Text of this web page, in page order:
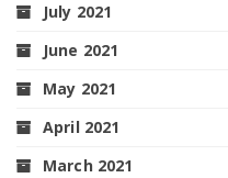
July 2021
June 2021
May 2021
April 2021
March 2021